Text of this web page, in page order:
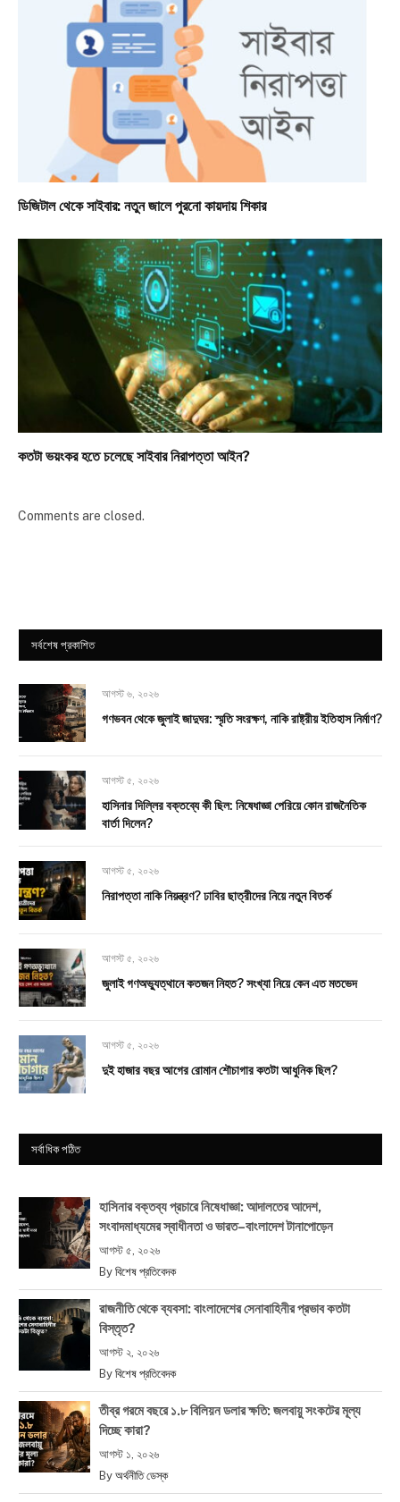
ডিজিটাল থেকে সাইবার: নতুন জালে পুরনো কায়দায় শিকার
কতটা ভয়ংকর হতে চলেছে সাইবার নিরাপত্তা আইন?
Comments are closed.
সর্বশেষ প্রকাশিত
আগস্ট ৬, ২০২৬
গণভবন থেকে জুলাই জাদুঘর: স্মৃতি সংরক্ষণ, নাকি রাষ্ট্রীয় ইতিহাস নির্মাণ?
আগস্ট ৫, ২০২৬
হাসিনার দিল্লির বক্তব্যে কী ছিল: নিষেধাজ্ঞা পেরিয়ে কোন রাজনৈতিক
বার্তা দিলেন?
আগস্ট ৫, ২০২৬
নিরাপত্তা নাকি নিয়ন্ত্রণ? ঢাবির ছাত্রীদের নিয়ে নতুন বিতর্ক
আগস্ট ৫, ২০২৬
জুলাই গণঅভ্যুত্থানে কতজন নিহত? সংখ্যা নিয়ে কেন এত মতভেদ
আগস্ট ৫, ২০২৬
দুই হাজার বছর আগের রোমান শৌচাগার কতটা আধুনিক ছিল?
সর্বাধিক পঠিত
হাসিনার বক্তব্য প্রচারে নিষেধাজ্ঞা: আদালতের আদেশ,
সংবাদমাধ্যমের স্বাধীনতা ও ভারত–বাংলাদেশ টানাপোড়েন
আগস্ট ৫, ২০২৬
By বিশেষ প্রতিবেদক
রাজনীতি থেকে ব্যবসা: বাংলাদেশের সেনাবাহিনীর প্রভাব কতটা
বিস্তৃত?
আগস্ট ২, ২০২৬
By বিশেষ প্রতিবেদক
তীব্র গরমে বছরে ১.৮ বিলিয়ন ডলার ক্ষতি: জলবায়ু সংকটের মূল্য
দিচ্ছে কারা?
আগস্ট ১, ২০২৬
By অর্থনীতি ডেস্ক